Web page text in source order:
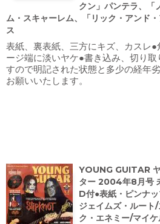
クン」パンテラ、「
ム・スキャーレム、「リック・アンド
ス
表紙、裏表紙、三方にキズ、カスレ
ージ端に淡いヤケ●書き込み、切り
すので明記された状態と多少の経年
お願いいたします。
YOUNG GUITAR
ター 2004年8月号
D付●表紙・ピンナッ
ジェイムズ・ルー
ク・エネミー/マイ